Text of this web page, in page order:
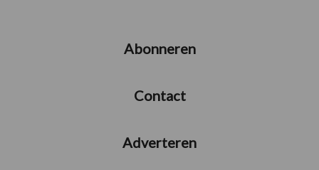
Abonneren
Contact
Adverteren